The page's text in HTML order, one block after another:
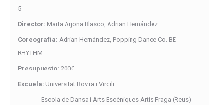
5´
Director: Marta Arjona Blasco, Adrian Hernández
Coreografía: Adrian Hernández, Popping Dance Co. BE
RHYTHM
Presupuesto: 200€
Escuela: Universitat Rovira i Virgili
Escola de Dansa i Arts Escèniques Artis Fraga (Reus)